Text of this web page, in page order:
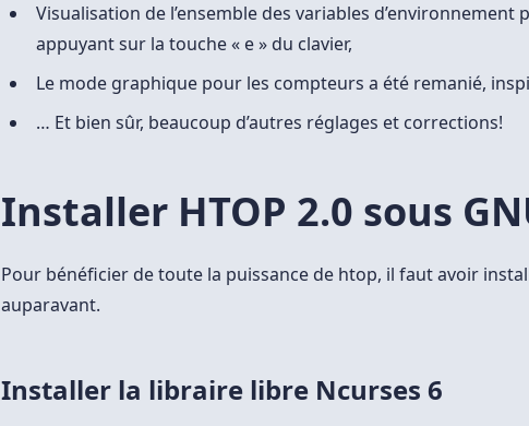
Visualisation de l’ensemble des variables d’environnement
appuyant sur la touche « e » du clavier,
Le mode graphique pour les compteurs a été remanié,
… Et bien sûr, beaucoup d’autres réglages et corrections!
Installer HTOP 2.0 sous
Pour bénéficier de toute la puissance de htop, il faut avoir
auparavant.
Installer la libraire libre Ncurses 6